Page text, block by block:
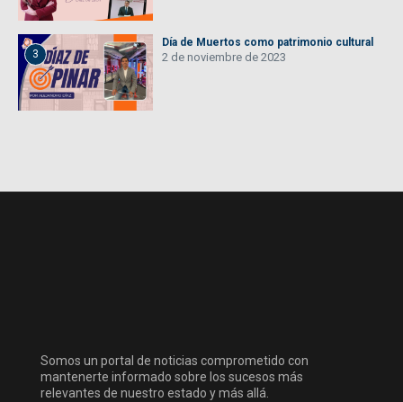
3
Día de Muertos como patrimonio cultural
2 de noviembre de 2023
Somos un portal de noticias comprometido con
mantenerte informado sobre los sucesos más
relevantes de nuestro estado y más allá.